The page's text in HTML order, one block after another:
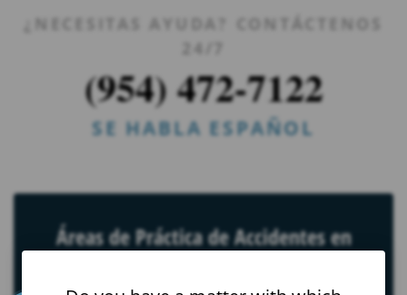
¿NECESITAS AYUDA? CONTÁCTENOS
24/7
(954) 472-7122
SE HABLA ESPAÑOL
Áreas de Práctica de Accidentes en